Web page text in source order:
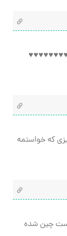
♥♥♥♥♥♥♥♥♥
که خواستمه
چین شده